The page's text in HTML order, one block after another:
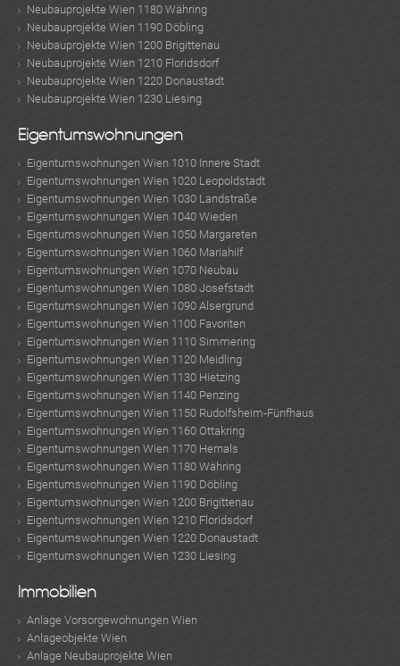
ok am t in up
Neubauprojekte Wien 1180 Währing
Neubauprojekte Wien 1190 Döbling
Neubauprojekte Wien 1200 Brigittenau
Neubauprojekte Wien 1210 Floridsdorf
Neubauprojekte Wien 1220 Donaustadt
Neubauprojekte Wien 1230 Liesing
Eigentumswohnungen
Eigentumswohnungen Wien 1010 Innere Stadt
Eigentumswohnungen Wien 1020 Leopoldstadt
Eigentumswohnungen Wien 1030 Landstraße
Eigentumswohnungen Wien 1040 Wieden
Eigentumswohnungen Wien 1050 Margareten
Eigentumswohnungen Wien 1060 Mariahilf
Eigentumswohnungen Wien 1070 Neubau
Eigentumswohnungen Wien 1080 Josefstadt
Eigentumswohnungen Wien 1090 Alsergrund
Eigentumswohnungen Wien 1100 Favoriten
Eigentumswohnungen Wien 1110 Simmering
Eigentumswohnungen Wien 1120 Meidling
Eigentumswohnungen Wien 1130 Hietzing
Eigentumswohnungen Wien 1140 Penzing
Eigentumswohnungen Wien 1150 Rudolfsheim-Fünfhaus
Eigentumswohnungen Wien 1160 Ottakring
Eigentumswohnungen Wien 1170 Hernals
Eigentumswohnungen Wien 1180 Währing
Eigentumswohnungen Wien 1190 Döbling
Eigentumswohnungen Wien 1200 Brigittenau
Eigentumswohnungen Wien 1210 Floridsdorf
Eigentumswohnungen Wien 1220 Donaustadt
Eigentumswohnungen Wien 1230 Liesing
Immobilien
Anlage Vorsorgewohnungen Wien
Anlageobjekte Wien
Anlage Neubauprojekte Wien